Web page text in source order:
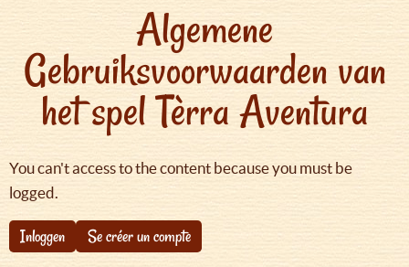
Algemene
Gebruiksvoorwaarden van
het spel Tèrra Aventura
You can't access to the content because you must be
logged.
Inloggen
Se créer un compte